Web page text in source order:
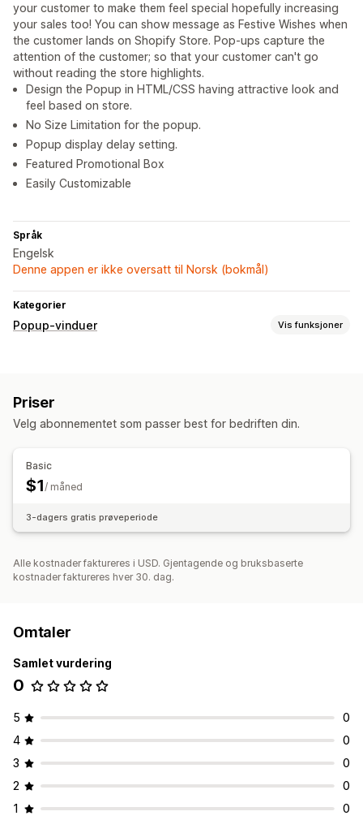
your customer to make them feel special hopefully increasing
your sales too! You can show message as Festive Wishes when
the customer lands on Shopify Store. Pop-ups capture the
attention of the customer; so that your customer can't go
without reading the store highlights.
Design the Popup in HTML/CSS having attractive look and
feel based on store.
No Size Limitation for the popup.
Popup display delay setting.
Featured Promotional Box
Easily Customizable
Språk
Engelsk
Denne appen er ikke oversatt til Norsk (bokmål)
Kategorier
Popup-vinduer Vis funksjoner
Priser
Velg abonnementet som passer best for bedriften din.
Basic
$1/ måned
3-dagers gratis prøveperiode
Alle kostnader faktureres i USD. Gjentagende og bruksbaserte
kostnader faktureres hver 30. dag.
Omtaler
Samlet vurdering
0
5
0
4
0
3
0
2
0
1
0